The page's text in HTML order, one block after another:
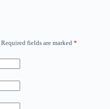
Required fields are marked *